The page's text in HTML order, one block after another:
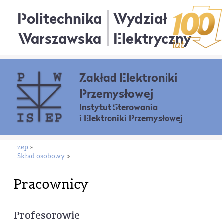
Politechnika
Warszawska
Wydział
Elektryczny
Zakład Elektroniki
Przemysłowej
Instytut Sterowania
i Elektroniki Przemysłowej
zep »
Skład osobowy »
Pracownicy
Profesorowie